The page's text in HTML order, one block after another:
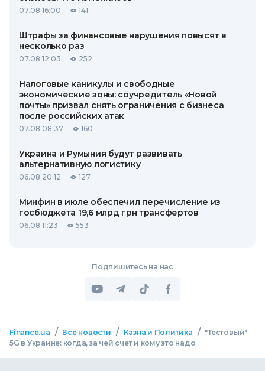
07.08 16:00 141
Штрафы за финансовые нарушения повысят в
несколько раз
07.08 12:03 252
Налоговые каникулы и свободные
экономические зоны: соучредитель «Новой
почты» призвал снять ограничения с бизнеса
после российских атак
07.08 08:37 160
Украина и Румыния будут развивать
альтернативную логистику
06.08 20:12 127
Минфин в июле обеспечил перечисление из
госбюджета 19,6 млрд грн трансфертов
06.08 11:23 553
Подпишитесь на нас
Finance.ua / Все новости / Казна и Политика / "Тестовый"
5G в Украине: когда, за чей счет и кому это надо